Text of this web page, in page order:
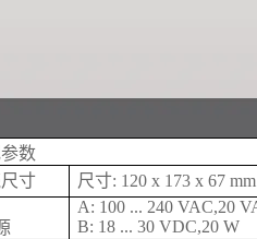
数
寸
尺寸: 120 x 173 x 67 mm
A: 100 ... 240 VAC,20
B: 18 ... 30 VDC,20 W